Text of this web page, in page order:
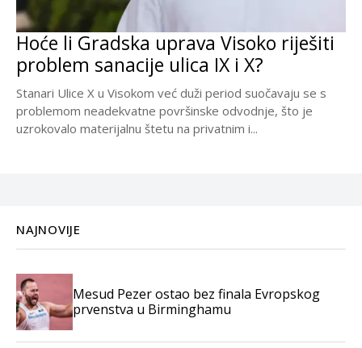
Hoće li Gradska uprava Visoko riješiti
problem sanacije ulica IX i X?
Stanari Ulice X u Visokom već duži period suočavaju se s
problemom neadekvatne površinske odvodnje, što je
uzrokovalo materijalnu štetu na privatnim i...
NAJNOVIJE
Mesud Pezer ostao bez finala Evropskog
prvenstva u Birminghamu